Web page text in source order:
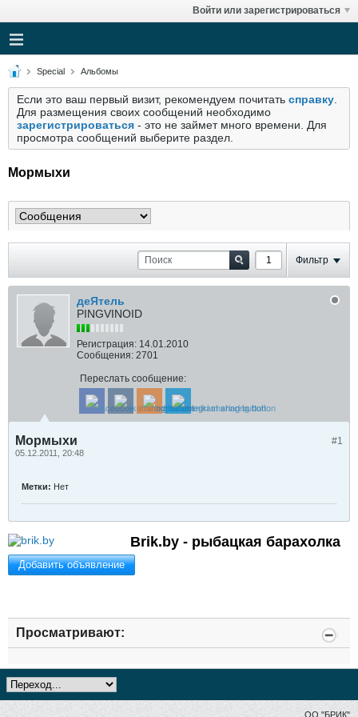
Войти или зарегистрироваться
Special Альбомы
Если это ваш первый визит, рекомендуем почитать справку
Для размещения своих сообщений необходимо
зарегистрироваться - это не займет много времени. Для
просмотра сообщений выберите раздел.
Мормыхи
Фильтр
деЯтель
PINGVINOID
Регистрация: 14.01.2010
Сообщения: 2701
Переслать сообщение:
#1
Мормыхи
05.12.2011, 20:48
Метки: Нет
Brik.by - рыбацкая барахолка
Добавить объявление
Просматривают:
ОО "БРИК"